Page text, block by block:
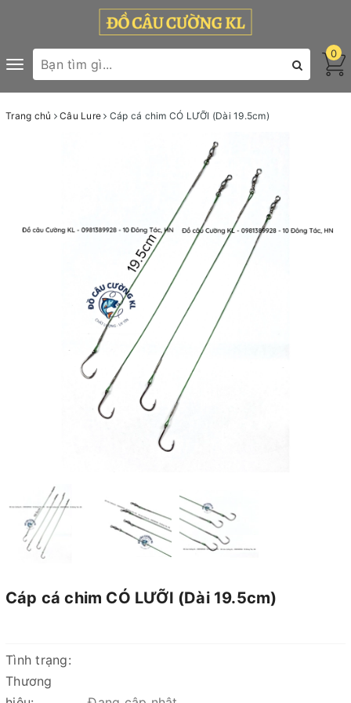
Toggle
navigation
0
Trang chủ Câu Lure Cáp cá chim CÓ LƯỠI (Dài 19.5cm)
Cáp cá chim CÓ LƯỠI (Dài 19.5cm)
Tình trạng:
Thương